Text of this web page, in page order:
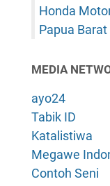
Honda
Papua
MEDIA
ayo24
Tabik ID
Katalistiwa
Megawe
Contoh Seni